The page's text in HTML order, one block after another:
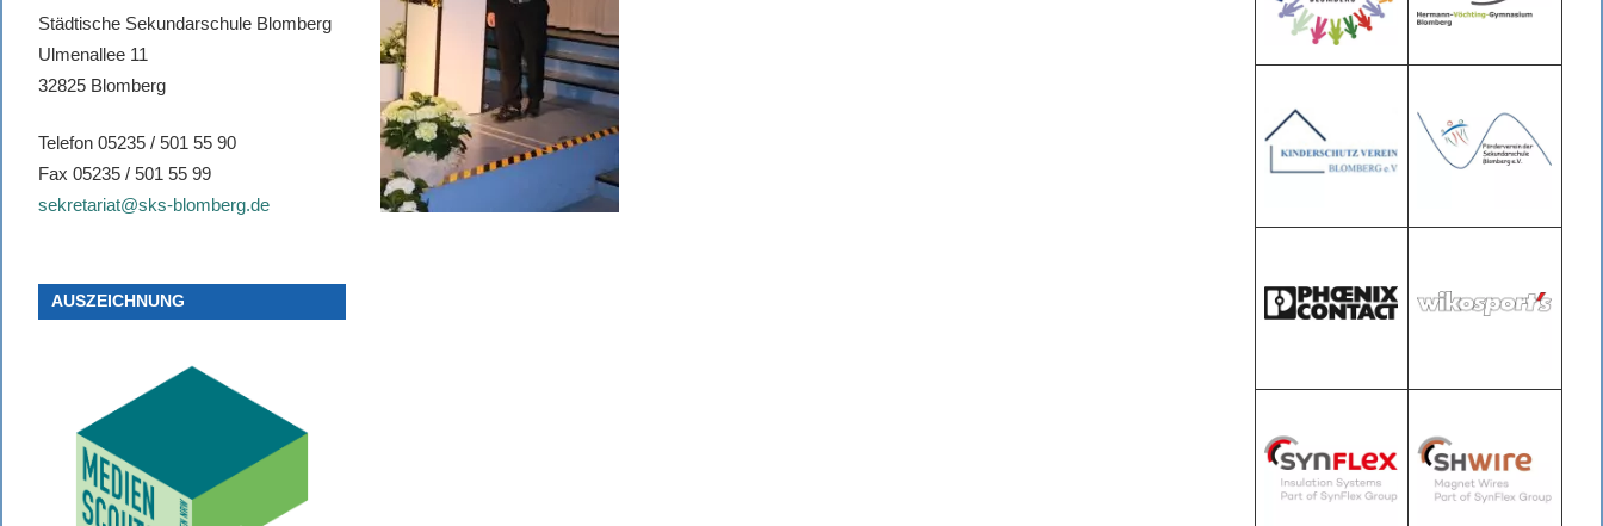
Städtische Sekundarschule Blomberg
Ulmenallee 11
32825 Blomberg
Telefon 05235 / 501 55 90
Fax 05235 / 501 55 99
sekretariat@sks-blomberg.de
AUSZEICHNUNG